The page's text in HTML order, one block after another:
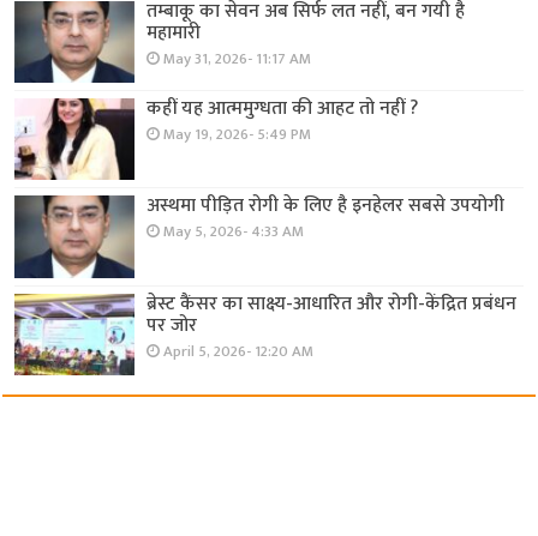
तम्बाकू का सेवन अब सिर्फ लत नहीं, बन गयी है
महामारी
May 31, 2026- 11:17 AM
कहीं यह आत्ममुग्धता की आहट तो नहीं ?
May 19, 2026- 5:49 PM
अस्थमा पीड़ित रोगी के लिए है इनहेलर सबसे उपयोगी
May 5, 2026- 4:33 AM
ब्रेस्ट कैंसर का साक्ष्य-आधारित और रोगी-केंद्रित प्रबंधन
पर जोर
April 5, 2026- 12:20 AM